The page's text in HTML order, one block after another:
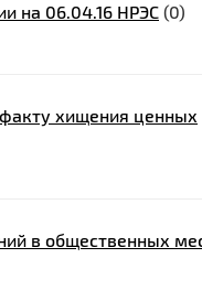
на 06.04.16 НРЭС (0)
факту хищения ценных
в общественных